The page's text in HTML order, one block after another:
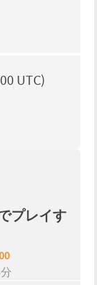
UTC)
プレイす